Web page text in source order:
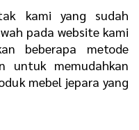
kami yang sudah
pada website kami
beberapa metode
untuk memudahkan
mebel jepara yang